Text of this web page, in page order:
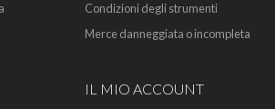
Condizioni degli strumenti
Merce danneggiata o incompleta
IL MIO ACCOUNT